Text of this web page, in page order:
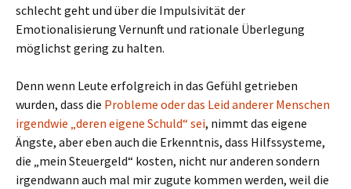
schlecht geht und über die Impulsivität der
Emotionalisierung Vernunft und rationale Überlegung
möglichst gering zu halten.
Denn wenn Leute erfolgreich in das Gefühl getrieben
wurden, dass die Probleme oder das Leid anderer Menschen
irgendwie „deren eigene Schuld“ sei, nimmt das eigene
Ängste, aber eben auch die Erkenntnis, dass Hilfssysteme,
die „mein Steuergeld“ kosten, nicht nur anderen sondern
irgendwann auch mal mir zugute kommen werden, weil die